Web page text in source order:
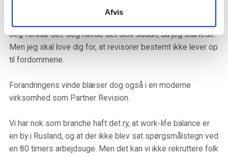
Afvis
mange om, at det er et lidt stift og gråt fag.
Jeg forstår det. Jeg havde det selv sådan, da jeg startede.
Men jeg skal love dig for, at revisorer bestemt ikke lever op
til fordommene.
Forandringens vinde blæser dog også i en moderne
virksomhed som Partner Revision.
Vi har nok som branche haft det ry, at work-life balance er
en by i Rusland, og at der ikke blev sat spørgsmålstegn ved
en 80 timers arbejdsuge. Men det kan vi ikke rekruttere folk